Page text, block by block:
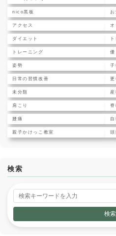
nico黒板 お
アクセス
ダイエット
トレーニング 優
姿勢 子
日常の習慣改善 更
未分類 産
肩こり
腰痛
親子かけっこ教室 頭
検索